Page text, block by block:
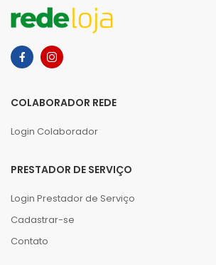
COLABORADOR REDE
Login Colaborador
PRESTADOR DE SERVIÇO
Login Prestador de Serviço
Cadastrar-se
Contato